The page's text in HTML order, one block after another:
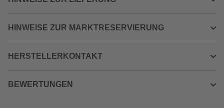
HINWEISE ZUR MARKTRESERVIERUNG
HERSTELLERKONTAKT
BEWERTUNGEN